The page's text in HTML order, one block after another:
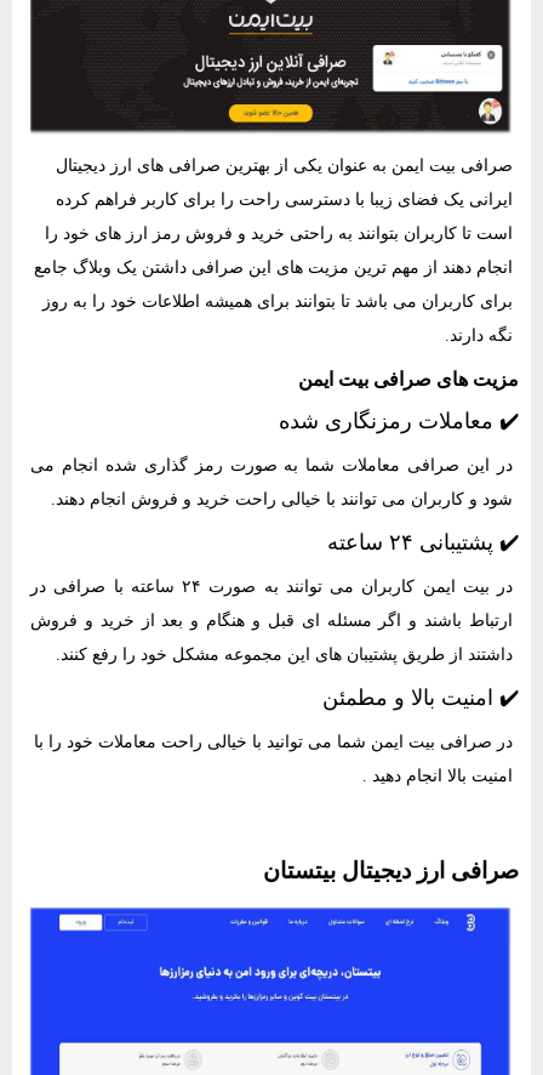
صرافی بیت ایمن به عنوان یکی از بهترین صرافی های ارز دیجیتال
ایرانی یک فضای زیبا با دسترسی راحت را برای کاربر فراهم کرده
است تا کاربران بتوانند به راحتی خرید و فروش رمز ارز های خود را
انجام دهند از مهم ترین مزیت های این صرافی داشتن یک وبلاگ جامع
برای کاربران می باشد تا بتوانند برای همیشه اطلاعات خود را به روز
نگه دارند.
مزیت های صرافی بیت ایمن
✔️ معاملات رمزنگاری شده
در این صرافی معاملات شما به صورت رمز گذاری شده انجام می
شود و کاربران می توانند با خیالی راحت خرید و فروش انجام دهند.
✔️ پشتیبانی ۲۴ ساعته
در بیت ایمن کاربران می توانند به صورت ۲۴ ساعته با صرافی در
ارتباط باشند و اگر مسئله ای قبل و هنگام و بعد از خرید و فروش
داشتند از طریق پشتیبان های این مجموعه مشکل خود را رفع کنند.
✔️ امنیت بالا و مطمئن
در صرافی بیت ایمن شما می توانید با خیالی راحت معاملات خود را با
امنیت بالا انجام دهید .
صرافی ارز دیجیتال بیتستان